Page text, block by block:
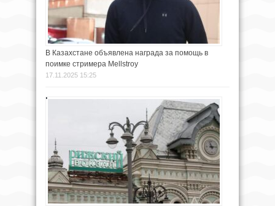
В Казахстане объявлена награда за помощь в
поимке стримера Mellstroy
17.11.2025 15:25